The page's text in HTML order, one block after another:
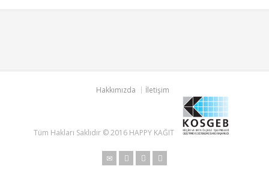
Hakkımızda İletişim
Tüm Hakları Saklıdır © 2016 HAPPY KAĞIT